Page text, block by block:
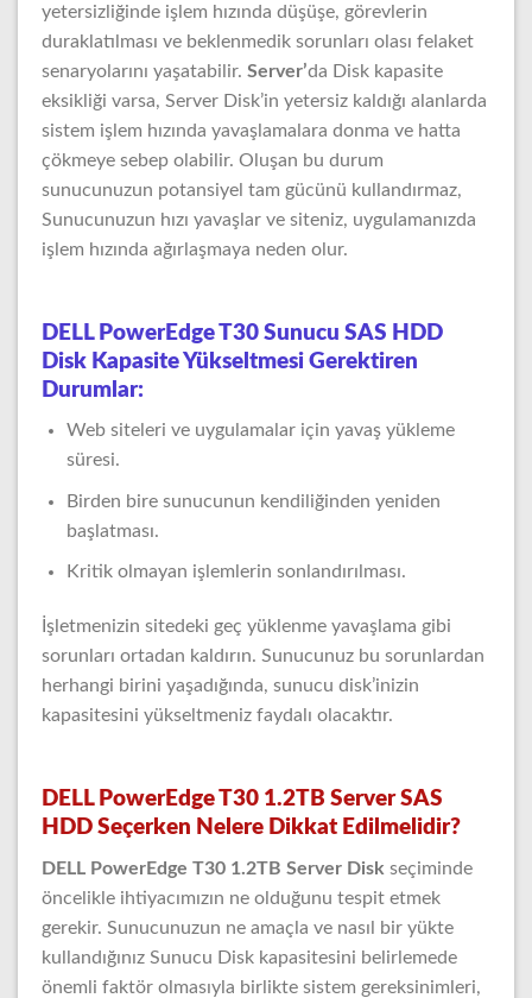
yetersizliğinde işlem hızında düşüşe, görevlerin
duraklatılması ve beklenmedik sorunları olası felaket
senaryolarını yaşatabilir. Server’da Disk kapasite
eksikliği varsa, Server Disk’in yetersiz kaldığı alanlarda
sistem işlem hızında yavaşlamalara donma ve hatta
çökmeye sebep olabilir. Oluşan bu durum
sunucunuzun potansiyel tam gücünü kullandırmaz,
Sunucunuzun hızı yavaşlar ve siteniz, uygulamanızda
işlem hızında ağırlaşmaya neden olur.
DELL PowerEdge T30 Sunucu SAS HDD
Disk Kapasite Yükseltmesi Gerektiren
Durumlar:
Web siteleri ve uygulamalar için yavaş yükleme
süresi.
Birden bire sunucunun kendiliğinden yeniden
başlatması.
Kritik olmayan işlemlerin sonlandırılması.
İşletmenizin sitedeki geç yüklenme yavaşlama gibi
sorunları ortadan kaldırın. Sunucunuz bu sorunlardan
herhangi birini yaşadığında, sunucu disk’inizin
kapasitesini yükseltmeniz faydalı olacaktır.
DELL PowerEdge T30 1.2TB Server SAS
HDD Seçerken Nelere Dikkat Edilmelidir?
DELL PowerEdge T30 1.2TB Server Disk seçiminde
öncelikle ihtiyacımızın ne olduğunu tespit etmek
gerekir. Sunucunuzun ne amaçla ve nasıl bir yükte
kullandığınız Sunucu Disk kapasitesini belirlemede
önemli faktör olmasıyla birlikte sistem gereksinimleri,